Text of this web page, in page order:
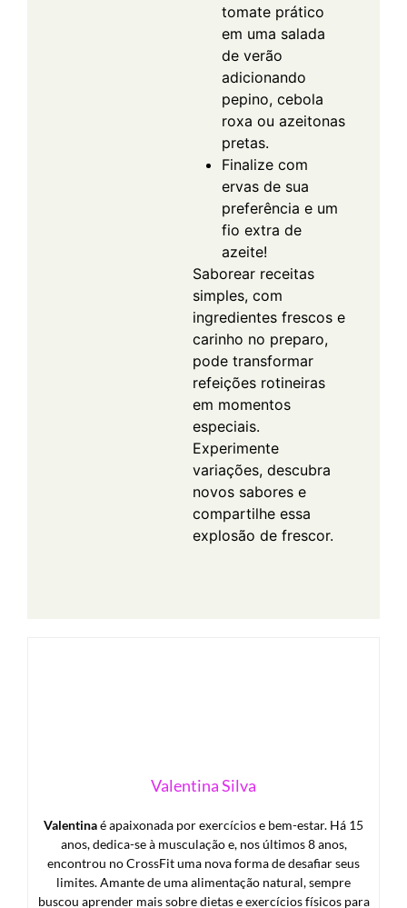
tomate prático
em uma salada
de verão
adicionando
pepino, cebola
roxa ou azeitonas
pretas.
Finalize com
ervas de sua
preferência e um
fio extra de
azeite!
Saborear receitas
simples, com
ingredientes frescos e
carinho no preparo,
pode transformar
refeições rotineiras
em momentos
especiais.
Experimente
variações, descubra
novos sabores e
compartilhe essa
explosão de frescor.
Valentina Silva
Valentinaé apaixonada por exercícios e bem-estar. Há 15
anos, dedica-se à musculação e, nos últimos 8 anos,
encontrou no CrossFit uma nova forma de desafiar seus
limites. Amante de uma alimentação natural, sempre
buscou aprender mais sobre dietas e exercícios físicos para